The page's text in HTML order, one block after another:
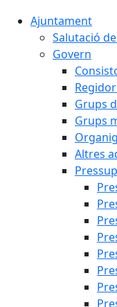
Ajuntament
Salutació
Govern
Grups
Grups
Altres